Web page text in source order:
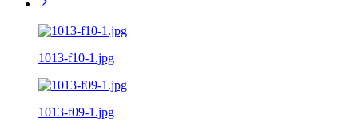
1013-f10-1.jpg
1013-f09-1.jpg